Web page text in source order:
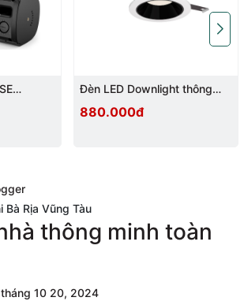
CR17335/CR123A)
3-5 năm
86x 86x 35mm (Đường
Phát hiện sớm – Báo động
tuyệt đối
Đèn LED Downlight thông
880.000đ
Bà Rịa Vũng Tàu
thông minh toàn
tháng 10 20, 2024